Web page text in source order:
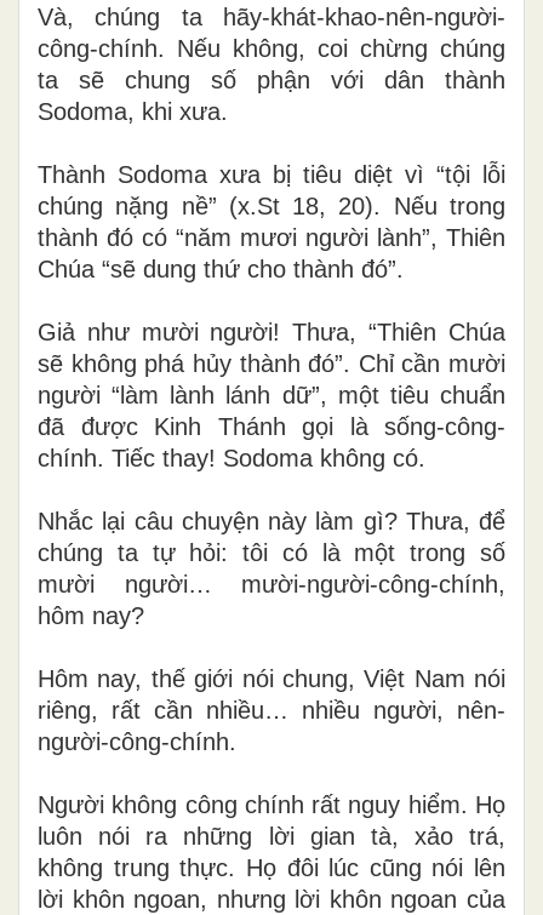
Và, chúng ta hãy-khát-khao-nên-người-
công-chính. Nếu không, coi chừng chúng
ta sẽ chung số phận với dân thành
Sodoma, khi xưa.
Thành Sodoma xưa bị tiêu diệt vì “tội lỗi
chúng nặng nề” (x.St 18, 20). Nếu trong
thành đó có “năm mươi người lành”, Thiên
Chúa “sẽ dung thứ cho thành đó”.
Giả như mười người! Thưa, “Thiên Chúa
sẽ không phá hủy thành đó”. Chỉ cần mười
người “làm lành lánh dữ”, một tiêu chuẩn
đã được Kinh Thánh gọi là sống-công-
chính. Tiếc thay! Sodoma không có.
Nhắc lại câu chuyện này làm gì? Thưa, để
chúng ta tự hỏi: tôi có là một trong số
mười người… mười-người-công-chính,
hôm nay?
Hôm nay, thế giới nói chung, Việt Nam nói
riêng, rất cần nhiều… nhiều người, nên-
người-công-chính.
Người không công chính rất nguy hiểm. Họ
luôn nói ra những lời gian tà, xảo trá,
không trung thực. Họ đôi lúc cũng nói lên
lời khôn ngoan, nhưng lời khôn ngoan của